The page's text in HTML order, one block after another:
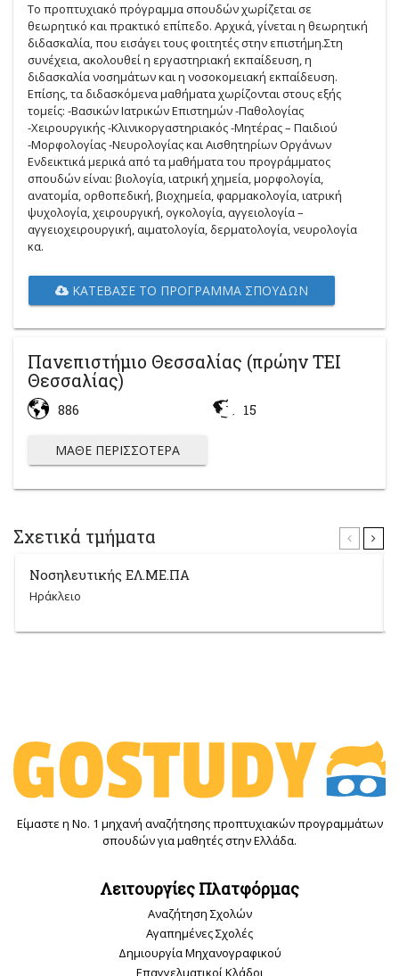
Το προπτυχιακό πρόγραμμα σπουδών χωρίζεται σε
θεωρητικό και πρακτικό επίπεδο. Αρχικά, γίνεται η θεωρητική
διδασκαλία, που εισάγει τους φοιτητές στην επιστήμη.Στη
συνέχεια, ακολουθεί η εργαστηριακή εκπαίδευση, η
διδασκαλία νοσημάτων και η νοσοκομειακή εκπαίδευση.
Επίσης, τα διδασκόμενα μαθήματα χωρίζονται στους εξής
τομείς: -Βασικών Ιατρικών Επιστημών -Παθολογίας
-Χειρουργικής -Κλινικοργαστηριακός -Μητέρας – Παιδιού
-Μορφολογίας -Νευρολογίας και Αισθητηρίων Οργάνων
Ενδεικτικά μερικά από τα μαθήματα του προγράμματος
σπουδών είναι: βιολογία, ιατρική χημεία, μορφολογία,
ανατομία, ορθοπεδική, βιοχημεία, φαρμακολογία, ιατρική
ψυχολογία, χειρουργική, ογκολογία, αγγειολογία –
αγγειοχειρουργική, αιματολογία, δερματολογία, νευρολογία
κα.
ΚΑΤΈΒΑΣΕ ΤΟ ΠΡΌΓΡΑΜΜΑ ΣΠΟΥΔΏΝ
Πανεπιστήμιο Θεσσαλίας (πρώην ΤΕΙ
Θεσσαλίας)
886 15
ΜΆΘΕ ΠΕΡΙΣΣΌΤΕΡΑ
Σχετικά τμήματα
Νοσηλευτικής ΕΛ.ΜΕ.ΠΑ
Ηράκλειο
Είμαστε η Νο. 1 μηχανή αναζήτησης προπτυχιακών προγραμμάτων
σπουδών για μαθητές στην Ελλάδα.
Λειτουργίες Πλατφόρμας
Αναζήτηση Σχολών
Αγαπημένες Σχολές
Δημιουργία Μηχανογραφικού
Επαγγελματικοί Κλάδοι